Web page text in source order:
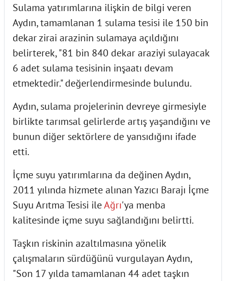
Sulama yatırımlarına ilişkin de bilgi veren
Aydın, tamamlanan 1 sulama tesisi ile 150 bin
dekar zirai arazinin sulamaya açıldığını
belirterek, "81 bin 840 dekar araziyi sulayacak
6 adet sulama tesisinin inşaatı devam
etmektedir." değerlendirmesinde bulundu.
Aydın, sulama projelerinin devreye girmesiyle
birlikte tarımsal gelirlerde artış yaşandığını ve
bunun diğer sektörlere de yansıdığını ifade
etti.
İçme suyu yatırımlarına da değinen Aydın,
2011 yılında hizmete alınan Yazıcı Barajı İçme
Suyu Arıtma Tesisi ileAğrı'ya menba
kalitesinde içme suyu sağlandığını belirtti.
Taşkın riskinin azaltılmasına yönelik
çalışmaların sürdüğünü vurgulayan Aydın,
"Son 17 yılda tamamlanan 44 adet taşkın